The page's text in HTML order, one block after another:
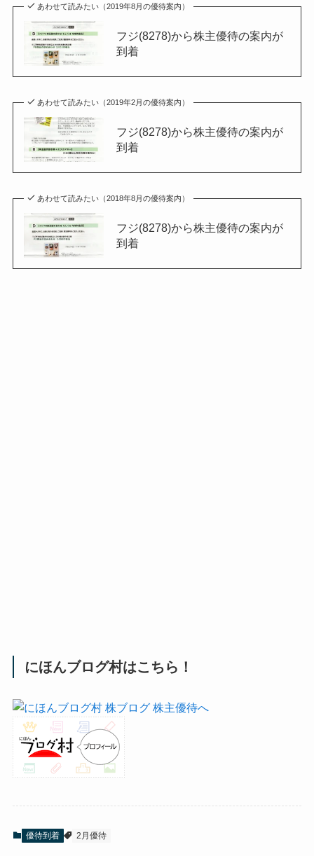
あわせて読みたい（2019年8月の優待案内）
フジ(8278)から株主優待の案内が
到着
あわせて読みたい（2019年2月の優待案内）
フジ(8278)から株主優待の案内が
到着
あわせて読みたい（2018年8月の優待案内）
フジ(8278)から株主優待の案内が
到着
にほんブログ村はこちら！
優待到着 2月優待